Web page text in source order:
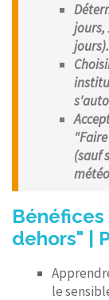
jours,
jours).
(sauf
dehors" |
le